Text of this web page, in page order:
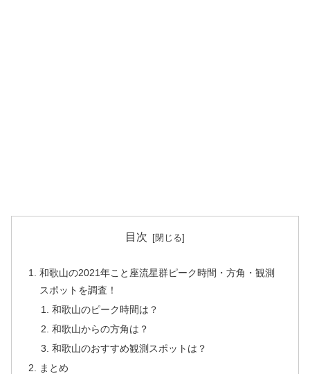
目次
和歌山の2021年こと座流星群ピーク時間・方角・観測
スポットを調査！
和歌山のピーク時間は？
和歌山からの方角は？
和歌山のおすすめ観測スポットは？
まとめ